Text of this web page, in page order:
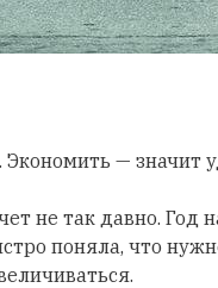
— значит
не так давно. Год
поняла, что